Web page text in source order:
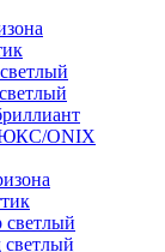
ONIX